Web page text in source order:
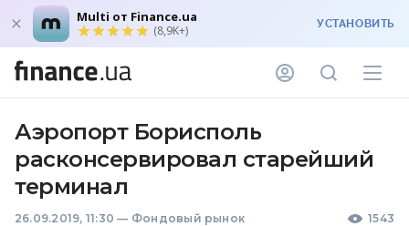
Multi от Finance.ua
(8,9K+) УСТАНОВИТЬ
Аэропорт Борисполь
расконсервировал старейший
терминал
26.09.2019, 11:30 — Фондовый рынок 1543